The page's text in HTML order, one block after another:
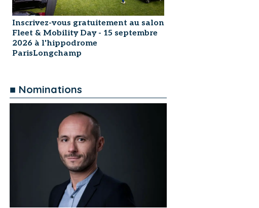
Inscrivez-vous gratuitement au salon
Fleet & Mobility Day - 15 septembre
2026 à l'hippodrome
ParisLongchamp
■ Nominations